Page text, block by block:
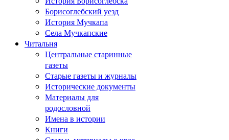
Борисоглебский уезд
История Мучкапа
Села Мучкапские
Читальня
Центральные старинные
газеты
Старые газеты и журналы
Исторические документы
Материалы для
родословной
Имена в истории
Книги